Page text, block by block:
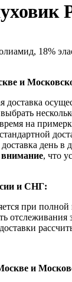
18%
и
доставка
на
день в
, что
и СНГ:
при полной
отслеживания
и